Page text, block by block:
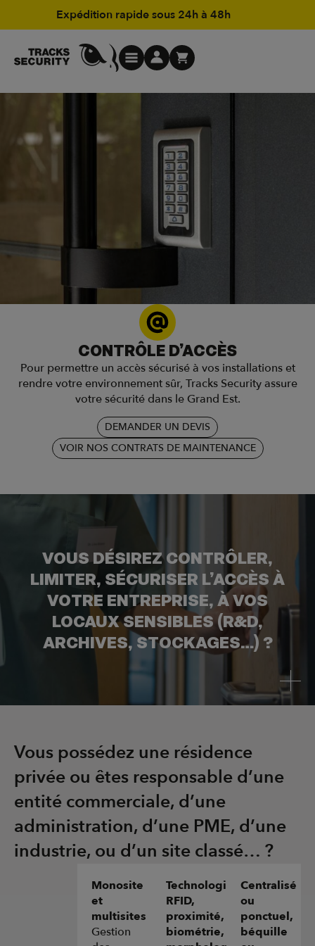
Expédition rapide sous 24h à 48h
CONTRÔLE D’ACCÈS
Pour permettre un accès sécurisé à vos installations et
rendre votre environnement sûr, Tracks Security assure
votre sécurité dans le Grand Est.
DEMANDER UN DEVIS
VOIR NOS CONTRATS DE MAINTENANCE
VOUS DÉSIREZ CONTRÔLER,
LIMITER, SÉCURISER L’ACCÈS À
VOTRE ENTREPRISE, À VOS
LOCAUX SENSIBLES (R&D,
ARCHIVES, STOCKAGES…) ?
Vous possédez une résidence
privée ou êtes responsable d’une
entité commerciale, d’une
administration, d’une PME, d’une
industrie, ou d’un site classé… ?
Monosite
et
multisites
Gestion
Technologie
RFID,
proximité,
biométrie,
Centralisé
ou
ponctuel,
béquille